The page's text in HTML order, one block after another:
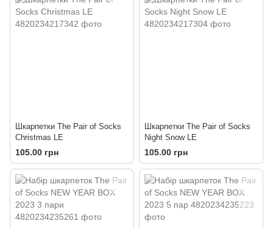
Шкарпетки The Pair of Socks
Christmas LE
105.00 грн
Шкарпетки The Pair of Socks
Night Snow LE
105.00 грн